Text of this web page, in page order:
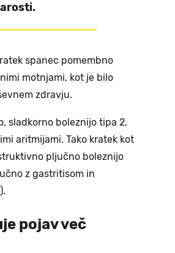
spanec pomembno
motnjami, kot je bilo
zdravju.
sladkorno boleznijo tipa 2,
aritmijami. Tako kratek kot
pljučno boleznijo
z gastritisom in
pojav več